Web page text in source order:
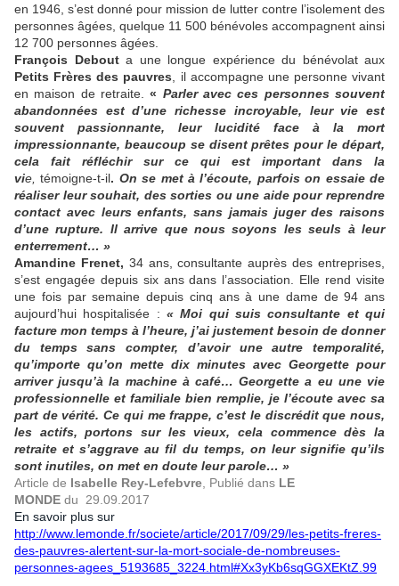
en 1946, s’est donné pour mission de lutter contre l’isolement des
personnes âgées, quelque 11 500 bénévoles accompagnent ainsi
12 700 personnes âgées.
François Debouta une longue expérience du bénévolat aux
Petits Frères des pauvres , il accompagne une personne vivant
en maison de retraite.« Parler avec ces personnes souvent
abandonnées est d’une richesse incroyable, leur vie est
souvent passionnante, leur lucidité face à la mort
impressionnante, beaucoup se disent prêtes pour le départ,
cela fait réfléchir sur ce qui est important dans la
vie, témoigne-t-il. On se met à l’écoute, parfois on essaie de
réaliser leur souhait, des sorties ou une aide pour reprendre
contact avec leurs enfants, sans jamais juger des raisons
d’une rupture. Il arrive que nous soyons les seuls à leur
enterrement… »
Amandine Frenet, 34 ans, consultante auprès des entreprises,
s’est engagée depuis six ans dans l’association. Elle rend visite
une fois par semaine depuis cinq ans à une dame de 94 ans
aujourd’hui hospitalisée : « Moi qui suis consultante et qui
facture mon temps à l’heure, j’ai justement besoin de donner
du temps sans compter, d’avoir une autre temporalité,
qu’importe qu’on mette dix minutes avec Georgette pour
arriver jusqu’à la machine à café… Georgette a eu une vie
professionnelle et familiale bien remplie, je l’écoute avec sa
part de vérité. Ce qui me frappe, c’est le discrédit que nous,
les actifs, portons sur les vieux, cela commence dès la
retraite et s’aggrave au fil du temps, on leur signifie qu’ils
sont inutiles, on met en doute leur parole… »
Article de Isabelle Rey-Lefebvre , Publié dans LE
MONDE du 29.09.2017
En savoir plus sur
http://www.lemonde.fr/societe/article/2017/09/29/les-petits-freres-
des-pauvres-alertent-sur-la-mort-sociale-de-nombreuses-
personnes-agees_5193685_3224.html#Xx3yKb6sqGGXEKtZ.99